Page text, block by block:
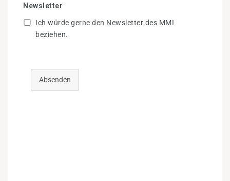
Newsletter
Ich würde gerne den Newsletter des MMI
beziehen.
Absenden